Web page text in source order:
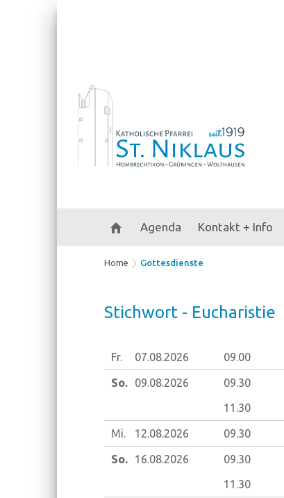
Agenda Kontakt + Info
Home Gottesdienste
Stich­wort - Eu­cha­ris­tie
Fr. 07.08.2026 09.00
So. 09.08.2026 09.30
11.30
Mi. 12.08.2026 09.30
So. 16.08.2026 09.30
11.30